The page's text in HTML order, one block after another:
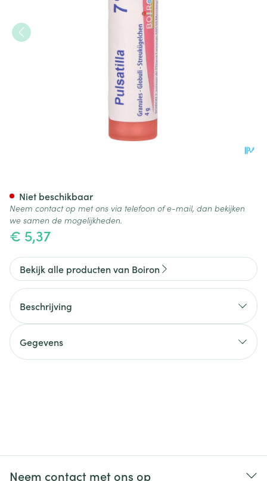
€ 5,37
Niet beschikbaar
Neem contact op met ons via telefoon of e-mail, dan bekijken
we samen de mogelijkheden.
Bekijk alle producten van Boiron
Beschrijving
Gegevens
Neem contact met ons op